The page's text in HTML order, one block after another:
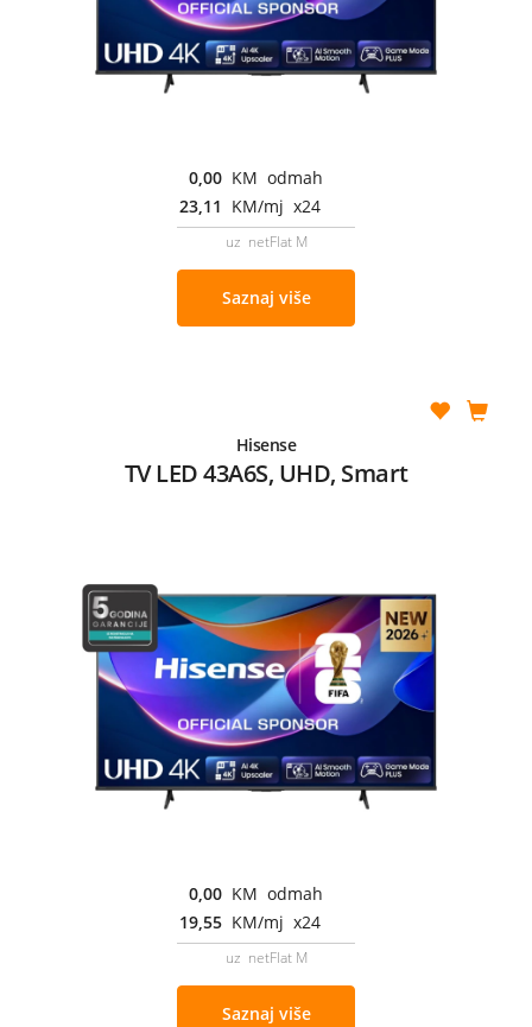
0,00 KM odmah
23,11 KM/mj x24
uz netFlat M
Saznaj više
Hisense
TV LED 43A6S, UHD, Smart
0,00 KM odmah
19,55 KM/mj x24
uz netFlat M
Saznaj više